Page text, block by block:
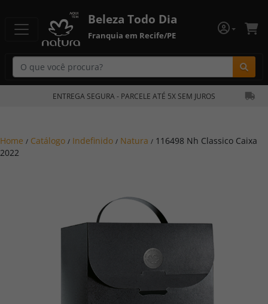
Beleza Todo Dia
Franquia em Recife/PE
ENTREGA SEGURA - PARCELE ATÉ 5X SEM JUROS
Home / Catálogo / Indefinido / Natura / 116498 Nh Classico Caixa
2022